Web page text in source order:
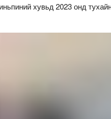
хувьд 2023 онд